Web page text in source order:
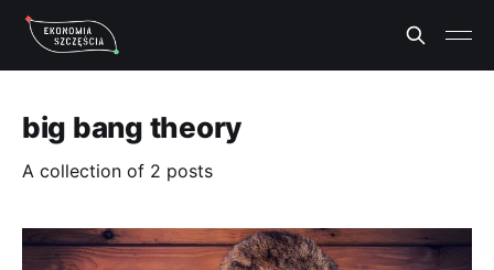
big bang theory
A collection of 2 posts